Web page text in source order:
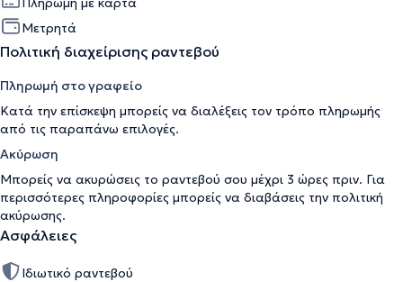
Μετρητά
Πολιτική διαχείρισης ραντεβού
Πληρωμή στο γραφείο
Κατά την επίσκεψη μπορείς να διαλέξεις τον τρόπο πληρωμής
από τις παραπάνω επιλογές.
Ακύρωση
Μπορείς να ακυρώσεις το ραντεβού σου μέχρι 3 ώρες πριν. Για
περισσότερες πληροφορίες μπορείς να διαβάσεις την πολιτική
ακύρωσης.
Ασφάλειες
Ιδιωτικό ραντεβού